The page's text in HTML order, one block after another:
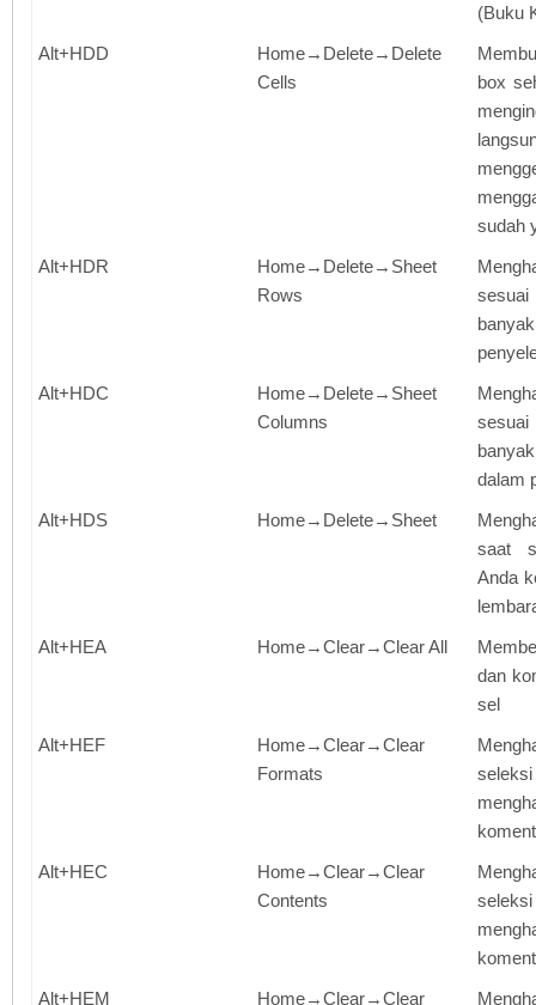
(Buku
Alt+HDD
Home→Delete→Delete
Cells
box
sudah
Alt+HDR
Home→Delete→Sheet
Rows
Alt+HDC
Home→Delete→Sheet
Columns
dalam
Alt+HDS
Home→Delete→Sheet
saat
Anda
Alt+HEA
Home→Clear→Clear All
dan
sel
Alt+HEF
Home→Clear→Clear
Formats
Alt+HEC
Home→Clear→Clear
Contents
Alt+HEM
Home→Clear→Clear